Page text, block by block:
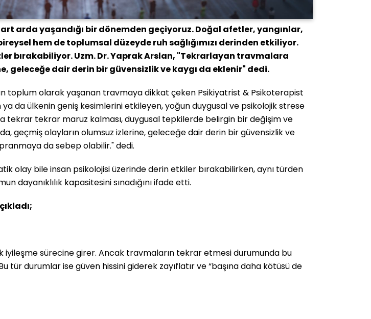
arda yaşandığı bir dönemden geçiyoruz. Doğal afetler, yangınlar,
hem de toplumsal düzeyde ruh sağlığımızı derinden etkiliyor.
bırakabiliyor. Uzm. Dr. Yaprak Arslan, "Tekrarlayan travmalara
dair derin bir güvensizlik ve kaygı da eklenir" dedi.
toplum olarak yaşanan travmaya dikkat çeken Psikiyatrist & Psikoterapist
da ülkenin geniş kesimlerini etkileyen, yoğun duygusal ve psikolojik strese
tekrar tekrar maruz kalması, duygusal tepkilerde belirgin bir değişim ve
geçmiş olayların olumsuz izlerine, geleceğe dair derin bir güvensizlik ve
da sebep olabilir." dedi.
olay bile insan psikolojisi üzerinde derin etkiler bırakabilirken, aynı türden
dayanıklılık kapasitesini sınadığını ifade etti.
iyileşme sürecine girer. Ancak travmaların tekrar etmesi durumunda bu
durumlar ise güven hissini giderek zayıflatır ve “başına daha kötüsü de